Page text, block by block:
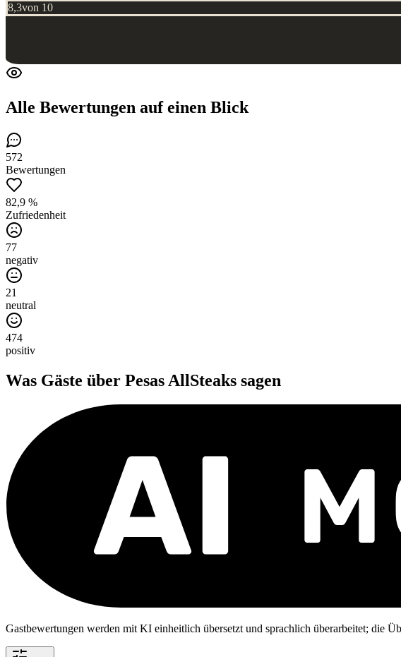
8,3von 10
Alle Bewertungen auf einen Blick
572
Bewertungen
82,9 %
Zufriedenheit
77
negativ
21
neutral
474
positiv
Was Gäste über Pesas AllSteaks sagen
Gastbewertungen werden mit KI einheitlich übersetzt und sprachlich überarbeitet; die